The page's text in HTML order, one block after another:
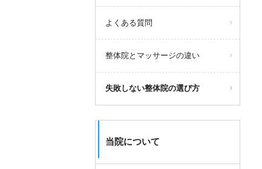
よくある質問
整体院とマッサージの違い
失敗しない整体院の選び方
当院について